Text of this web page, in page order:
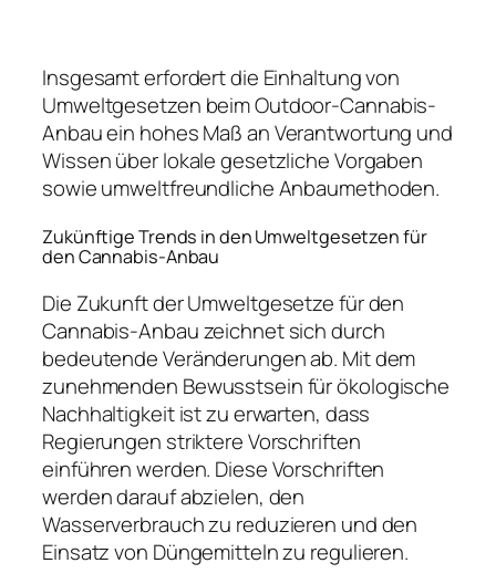
Insgesamt erfordert die Einhaltung von
Umweltgesetzen beim Outdoor-Cannabis-
Anbau ein hohes Maß an Verantwortung und
Wissen über lokale gesetzliche Vorgaben
sowie umweltfreundliche Anbaumethoden.
Zukünftige Trends in den Umweltgesetzen für
den Cannabis-Anbau
Die Zukunft der Umweltgesetze für den
Cannabis-Anbau zeichnet sich durch
bedeutende Veränderungen ab. Mit dem
zunehmenden Bewusstsein für ökologische
Nachhaltigkeit ist zu erwarten, dass
Regierungen striktere Vorschriften
einführen werden. Diese Vorschriften
werden darauf abzielen, den
Wasserverbrauch zu reduzieren und den
Einsatz von Düngemitteln zu regulieren.